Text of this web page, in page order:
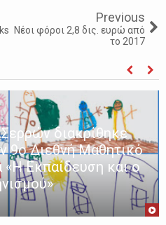
Previous
Νέοι φόροι 2,8 δις. ευρώ από
το 2017
διακρίθηκε
9ο Διεθνή Μαθητικό
Εκπαίδευση και ο